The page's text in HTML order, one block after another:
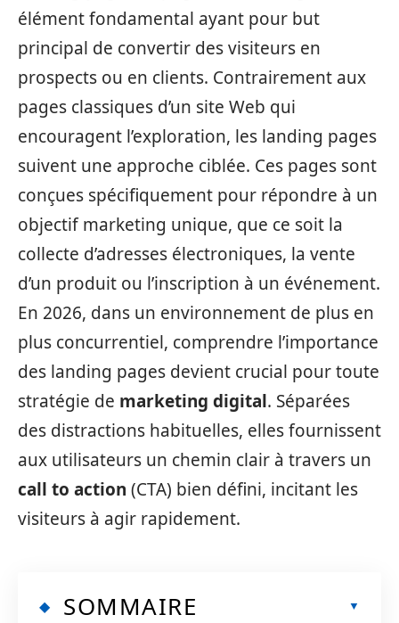
élément fondamental ayant pour but
principal de convertir des visiteurs en
prospects ou en clients. Contrairement aux
pages classiques d’un site Web qui
encouragent l’exploration, les landing pages
suivent une approche ciblée. Ces pages sont
conçues spécifiquement pour répondre à un
objectif marketing unique, que ce soit la
collecte d’adresses électroniques, la vente
d’un produit ou l’inscription à un événement.
En 2026, dans un environnement de plus en
plus concurrentiel, comprendre l’importance
des landing pages devient crucial pour toute
stratégie de marketing digital. Séparées
des distractions habituelles, elles fournissent
aux utilisateurs un chemin clair à travers un
call to action (CTA) bien défini, incitant les
visiteurs à agir rapidement.
SOMMAIRE